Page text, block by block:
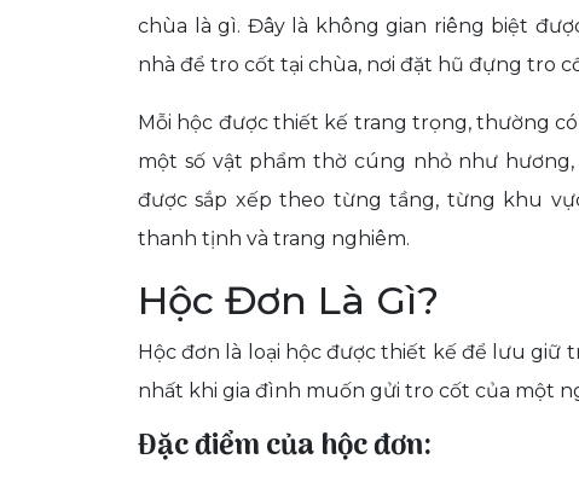
chùa là gì. Đây là không gian riêng biệt
nhà để tro cốt tại chùa, nơi đặt hũ đựng tro
Mỗi hộc được thiết kế trang trọng, thường
một số vật phẩm thờ cúng nhỏ như
được sắp xếp theo từng tầng, từng khu
thanh tịnh và trang nghiêm.
Hộc Đơn Là Gì?
Hộc đơn là loại hộc được thiết kế để lưu giữ
nhất khi gia đình muốn gửi tro cốt của một
Đặc điểm của hộc đơn: